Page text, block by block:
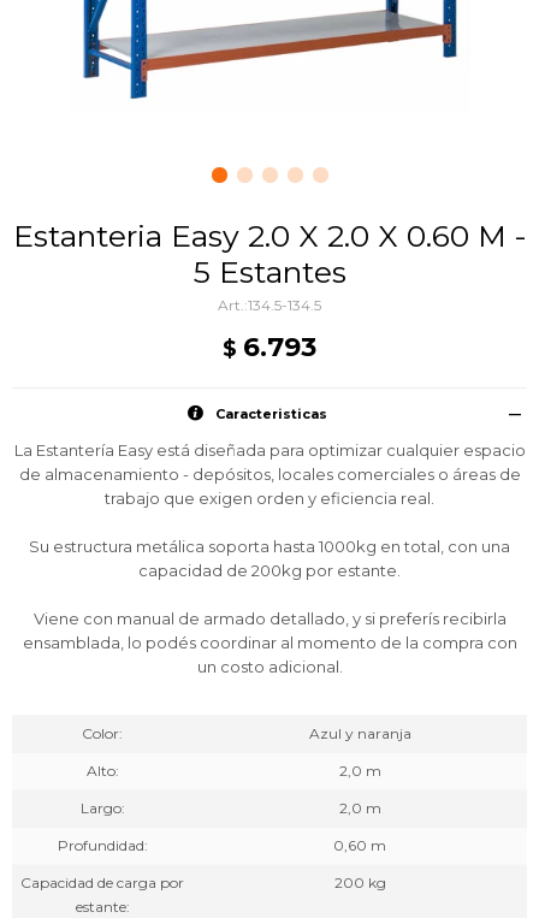
Estanteria Easy 2.0 X 2.0 X 0.60 M -
5 Estantes
134.5-134.5
$ 6.793
Caracteristicas
La Estantería Easy está diseñada para optimizar cualquier espacio
de almacenamiento - depósitos, locales comerciales o áreas de
trabajo que exigen orden y eficiencia real.
Su estructura metálica soporta hasta 1000kg en total, con una
capacidad de 200kg por estante.
Viene con manual de armado detallado, y si preferís recibirla
ensamblada, lo podés coordinar al momento de la compra con
un costo adicional.
Color Azul y naranja
Alto 2,0 m
Largo 2,0 m
Profundidad 0,60 m
Capacidad de carga por
estante
200 kg